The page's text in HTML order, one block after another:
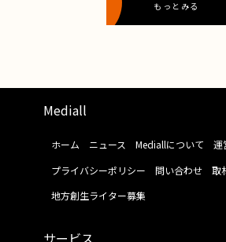
もっとみる
Mediall
ホーム ニュース Mediallについて
運
プライバシーポリシー
問い合わせ
取
地方創生ライター募集
サービス